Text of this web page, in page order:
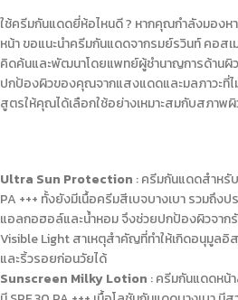
ใช้ครีมกันแดดยี่ห้อไหนดี? หากคุณกำลังมอง
หน้า ขอแนะนำครีมกันแดดจากรมย์รวินท์ คอส
คิดค้นและพัฒนาโดยแพทย์ผู้ชำนาญการด้านผิ
ปกป้องผิวของคุณจากแสงแดดและมลภาวะที่ไ
สูตรให้คุณได้เลือกใช้อย่างเหมาะสมกับสภา
Ultra Sun Protection :ครีมกันแดดสำหรั
PA +++ ทั้งยังมีเนื้อครีมสีเบจบางเบา รวมถึง
แอลกอฮอล์และน้ำหอม จึงช่วยปกป้องผิวจาก
Visible Light สาเหตุสำคัญที่ทำให้เกิดอนุมูลอิ
และริ้วรอยก่อนวัยได้
Sunscreen Milky Lotion :ครีมกันแดดหน้